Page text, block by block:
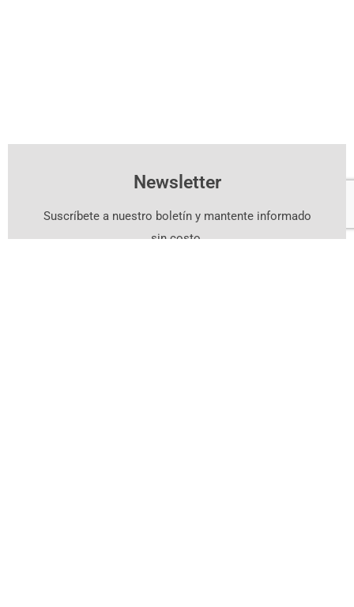
Newsletter
Suscríbete a nuestro boletín y mantente informado
sin costo.